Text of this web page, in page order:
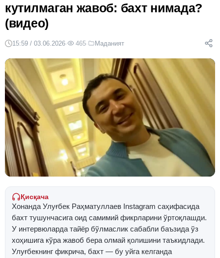
кутилмаган жавоб: бахт нимада?
(видео)
15:59 / 03.06.2026· 465· Маданият
Қисқача
Хонанда Улуғбек Раҳматуллаев Instagram саҳифасида
бахт тушунчасига оид самимий фикрларини ўртоқлашди.
У интервюларда тайёр бўлмаслик сабабли баъзида ўз
хоҳишига кўра жавоб бера олмай қолишини таъкидлади.
Улуғбекнинг фикрича, бахт — бу уйга келганда